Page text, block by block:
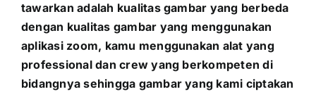
tawarkan adalah kualitas gambar yang berbeda
dengan kualitas gambar yang menggunakan
aplikasi zoom, kamu menggunakan alat yang
professional dan crew yang berkompeten di
bidangnya sehingga gambar yang kami ciptakan